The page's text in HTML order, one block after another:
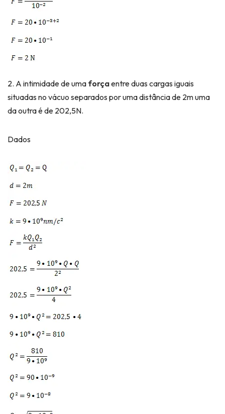
2. A intimidade de uma forçaentre duas cargas iguais
situadas no vácuo separados por uma distância de 2m uma
da outra é de 202,5N.
Dados